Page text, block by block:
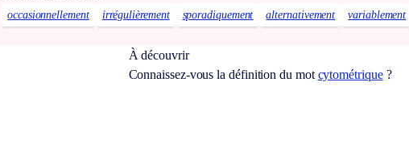
occasionnellement irrégulièrement sporadiquement alternativement variablement
À découvrir
Connaissez-vous la définition du mot cytométrique?